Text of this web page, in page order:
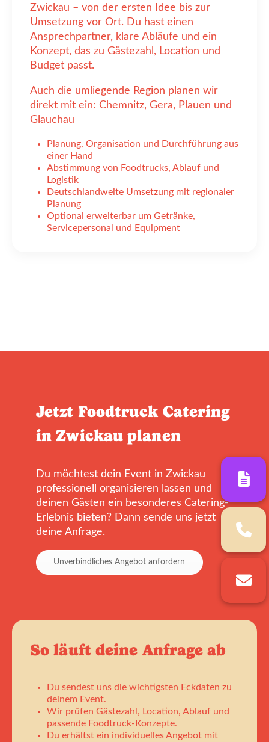
Zwickau – von der ersten Idee bis zur
Umsetzung vor Ort. Du hast einen
Ansprechpartner, klare Abläufe und ein
Konzept, das zu Gästezahl, Location und
Budget passt.
Auch die umliegende Region planen wir
direkt mit ein: Chemnitz, Gera, Plauen und
Glauchau
Planung, Organisation und Durchführung aus
einer Hand
Abstimmung von Foodtrucks, Ablauf und
Logistik
Deutschlandweite Umsetzung mit regionaler
Planung
Optional erweiterbar um Getränke,
Servicepersonal und Equipment
Jetzt Foodtruck Catering
in Zwickau planen
Du möchtest dein Event in Zwickau
professionell organisieren lassen und
deinen Gästen ein besonderes Catering-
Erlebnis bieten? Dann sende uns jetzt
deine Anfrage.
Unverbindliches Angebot anfordern
So läuft deine Anfrage ab
Du sendest uns die wichtigsten Eckdaten zu
deinem Event.
Wir prüfen Gästezahl, Location, Ablauf und
passende Foodtruck-Konzepte.
Du erhältst ein individuelles Angebot mit